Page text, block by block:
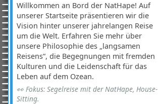
Willkommen an Bord der NatHape! Auf
unserer Startseite präsentieren wir die
Vision hinter unserer jahrelangen Reise
um die Welt. Erfahren Sie mehr über
unsere Philosophie des „langsamen
Reisens“, die Begegnungen mit fremden
Kulturen und die Leidenschaft für das
Leben auf dem Ozean.
👀 Fokus: Segelreise mit der NatHape, House-
Sitting.